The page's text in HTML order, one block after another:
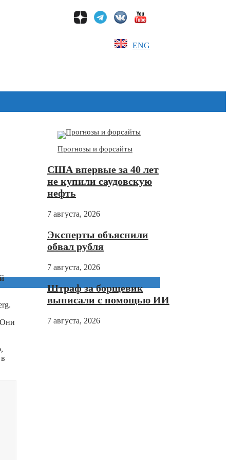
ENG
Они
Прогнозы и форсайты
США впервые за 40 лет
не купили саудовскую
нефть
7 августа, 2026
Эксперты объяснили
обвал рубля
7 августа, 2026
Штраф за борщевик
выписали с помощью ИИ
7 августа, 2026